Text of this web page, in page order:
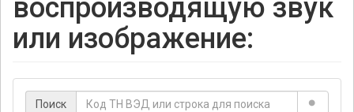
воспроизводящую звук
или изображение:
Поиск